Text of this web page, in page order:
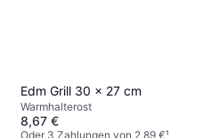
Edm Grill 30 x 27 cm
Warmhalterost
8,67 €
Oder 3 Zahlungen von 2,89 €¹